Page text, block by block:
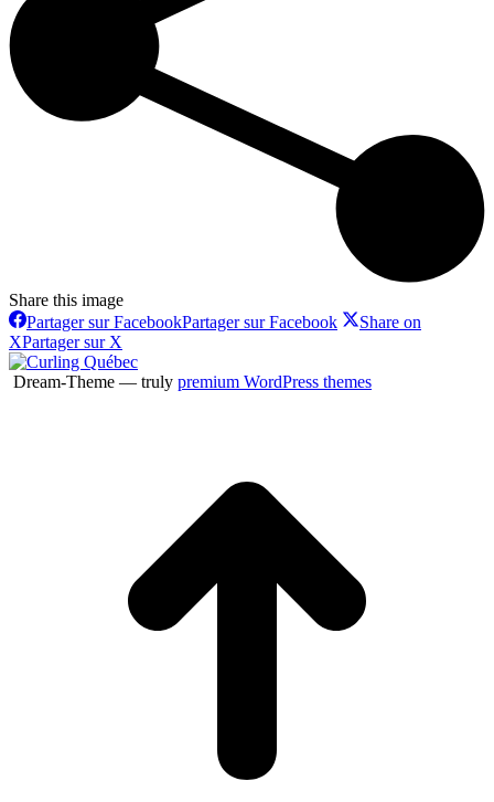
Share this image
Partager sur FacebookPartager sur Facebook
Share on
XPartager sur X
Dream-Theme — truly premium WordPress themes